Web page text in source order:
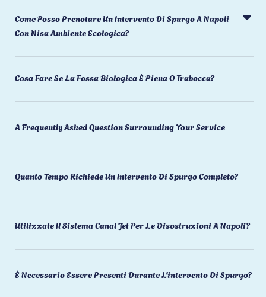
Come Posso Prenotare Un Intervento Di Spurgo A Napoli
Con Nisa Ambiente Ecologica?
Cosa Fare Se La Fossa Biologica È Piena O Trabocca?
A Frequently Asked Question Surrounding Your Service
Quanto Tempo Richiede Un Intervento Di Spurgo Completo?
Utilizzate Il Sistema Canal Jet Per Le Disostruzioni A Napoli?
È Necessario Essere Presenti Durante L'intervento Di Spurgo?